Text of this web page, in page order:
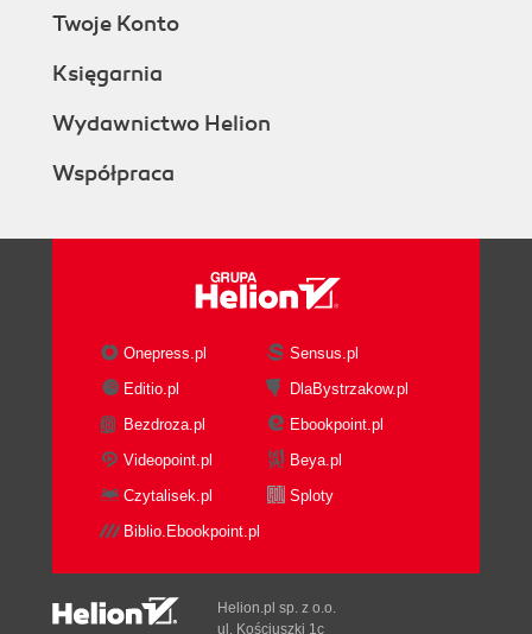
Twoje Konto
Księgarnia
Wydawnictwo Helion
Współpraca
Onepress.pl
Sensus.pl
Editio.pl
DlaBystrzakow.pl
Bezdroza.pl
Ebookpoint.pl
Videopoint.pl
Beya.pl
Czytalisek.pl
Sploty
Biblio.Ebookpoint.pl
Helion.pl sp. z o.o.
ul. Kościuszki 1c